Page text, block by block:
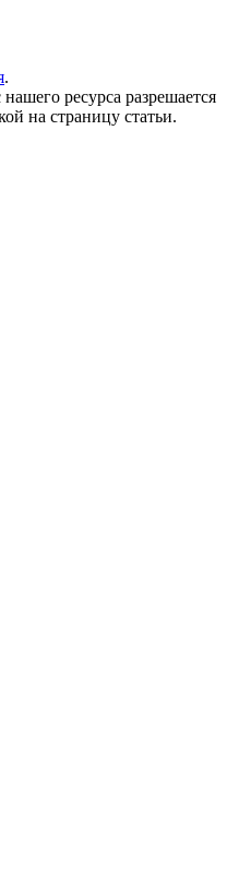
.
ресурса разрешается
на страницу статьи.